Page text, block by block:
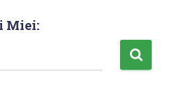
Miei: